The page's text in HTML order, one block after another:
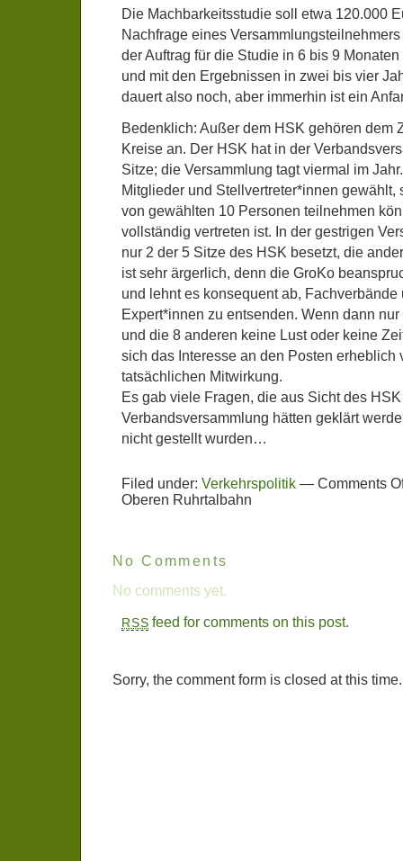
Die Machbarkeitsstudie soll etwa 120.000
Nachfrage eines
der Auftrag für die Studie in 6 bis 9
und mit den Ergebnissen in zwei bis vier
dauert also noch, aber immerhin ist ein
Bedenklich: Außer dem HSK gehören dem
Kreise an. Der HSK hat in der
Sitze; die Versammlung tagt viermal im
Mitglieder und Stellvertreter*innen gewählt,
von gewählten 10 Personen teilnehmen
vollständig vertreten ist. In der gestrigen
nur 2 der 5 Sitze des HSK besetzt, die
ist sehr ärgerlich, denn die GroKo
und lehnt es konsequent ab, Fachverbände
Expert*innen zu entsenden. Wenn dann
und die 8 anderen keine Lust oder keine
sich das Interesse an den Posten erheblich
tatsächlichen Mitwirkung.
Es gab viele Fragen, die aus Sicht des
Verbandsversammlung hätten geklärt
nicht gestellt wurden…
Filed under: Verkehrspolitik — Comments
Oberen Ruhrtalbahn
No Comments
No comments yet.
RSS feed for comments on this post.
Sorry, the comment form is closed at this time.